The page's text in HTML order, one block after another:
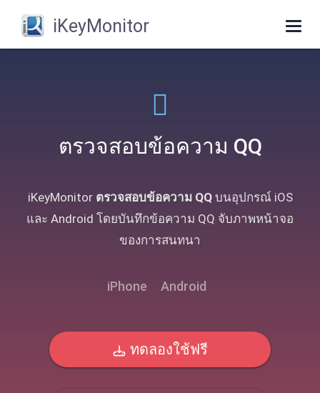
iKeyMonitor
ตรวจสอบข้อความ QQ
iKeyMonitor ตรวจสอบข้อความ QQ บนอุปกรณ์ iOS
และ Android โดยบันทึกข้อความ QQ จับภาพหน้าจอ
ของการสนทนา
iPhone Android
ทดลองใช้ฟรี